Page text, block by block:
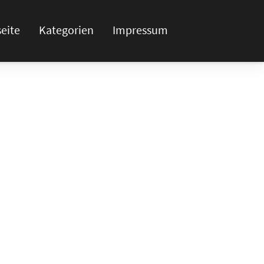
Kategorien Impressum